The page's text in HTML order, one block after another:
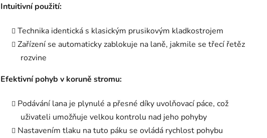
Intuitivní použití:
Technika identická s klasickým prusikovým kladkostrojem
Zařízení se automaticky zablokuje na laně, jakmile se třecí řetěz
rozvine
Efektivní pohyb v koruně stromu:
Podávání lana je plynulé a přesné díky uvolňovací páce, což
uživateli umožňuje velkou kontrolu nad jeho pohyby
Nastavením tlaku na tuto páku se ovládá rychlost pohybu